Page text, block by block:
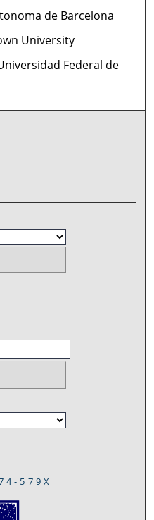
de Barcelona
University
Federal de
579X